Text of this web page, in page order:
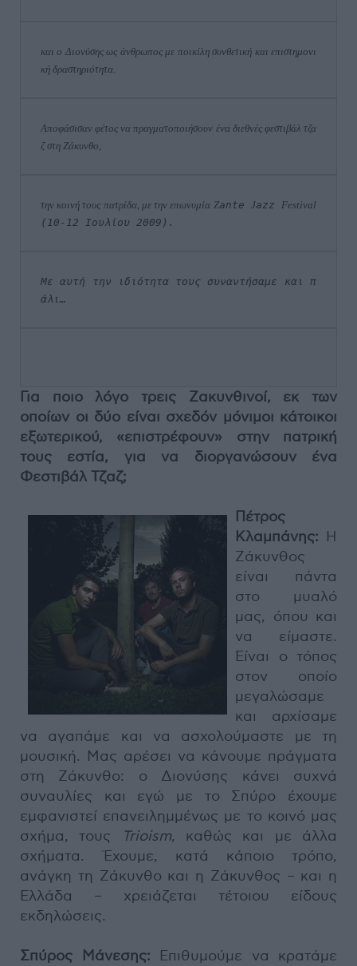
και ο Διονύσης ως άνθρωπος με ποικίλη συνθετική και επιστημονι
κή δραστηριότητα.
Αποφάσισαν φέτος να πραγματοποιήσουν ένα διεθνές φεστιβάλ τζα
ζ στη Ζάκυνθο,
την κοινή τους πατρίδα, με την επωνυμία Zante Jazz Festival
(10-12 Ιουλίου 2009).
Με αυτή την ιδιότητα τους συναντήσαμε και π
άλι…
Για ποιο λόγο τρεις Ζακυνθινοί, εκ των
οποίων οι δύο είναι σχεδόν μόνιμοι κάτοικοι
εξωτερικού, «επιστρέφουν» στην πατρική
τους εστία, για να διοργανώσουν ένα
Φεστιβάλ Τζαζ;
Πέτρος
Κλαμπάνης: Η
Ζάκυνθος
είναι πάντα
στο μυαλό
μας, όπου και
να είμαστε.
Είναι ο τόπος
στον οποίο
μεγαλώσαμε
και αρχίσαμε
να αγαπάμε και να ασχολούμαστε με τη
μουσική. Μας αρέσει να κάνουμε πράγματα
στη Ζάκυνθο: ο Διονύσης κάνει συχνά
συναυλίες και εγώ με το Σπύρο έχουμε
εμφανιστεί επανειλημμένως με το κοινό μας
σχήμα, τους
Trioism, καθώς και με άλλα
σχήματα. Έχουμε, κατά κάποιο τρόπο,
ανάγκη τη Ζάκυνθο και η Ζάκυνθος – και η
Ελλάδα – χρειάζεται τέτοιου είδους
εκδηλώσεις.
Σπύρος Μάνεσης: Επιθυμούμε να κρατάμε